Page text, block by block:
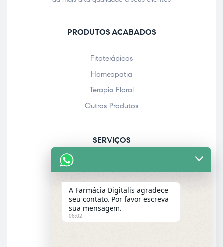
PRODUTOS ACABADOS
Fitoterápicos
Homeopatia
Terapia Floral
Outros Produtos
SERVIÇOS
Acolhimento farmacêutico
Assistência personalizada
Check-up
Entrega a domicílio
A Farmácia Digitalis agradece
seu contato. Por favor escreva
sua mensagem.
06:02